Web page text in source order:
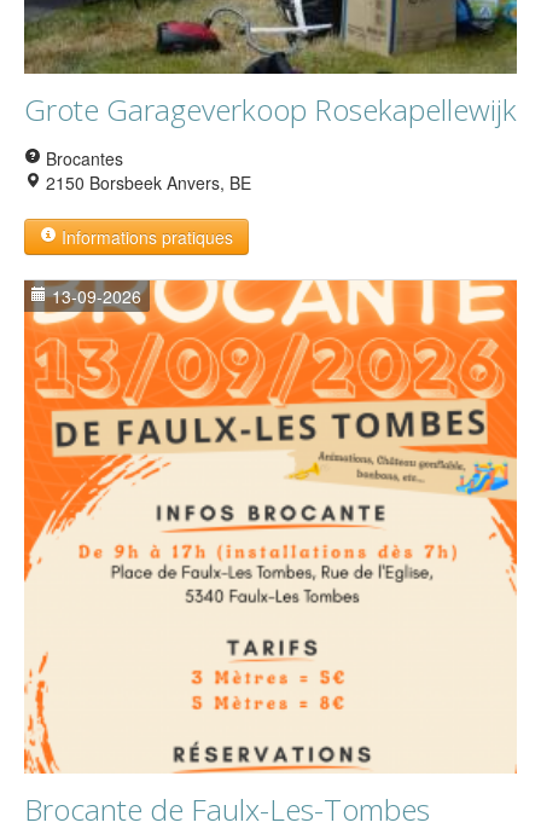
Grote Garageverkoop Rosekapellewijk
Brocantes
2150 Borsbeek Anvers, BE
Informations pratiques
13-09-2026
Brocante de Faulx-Les-Tombes